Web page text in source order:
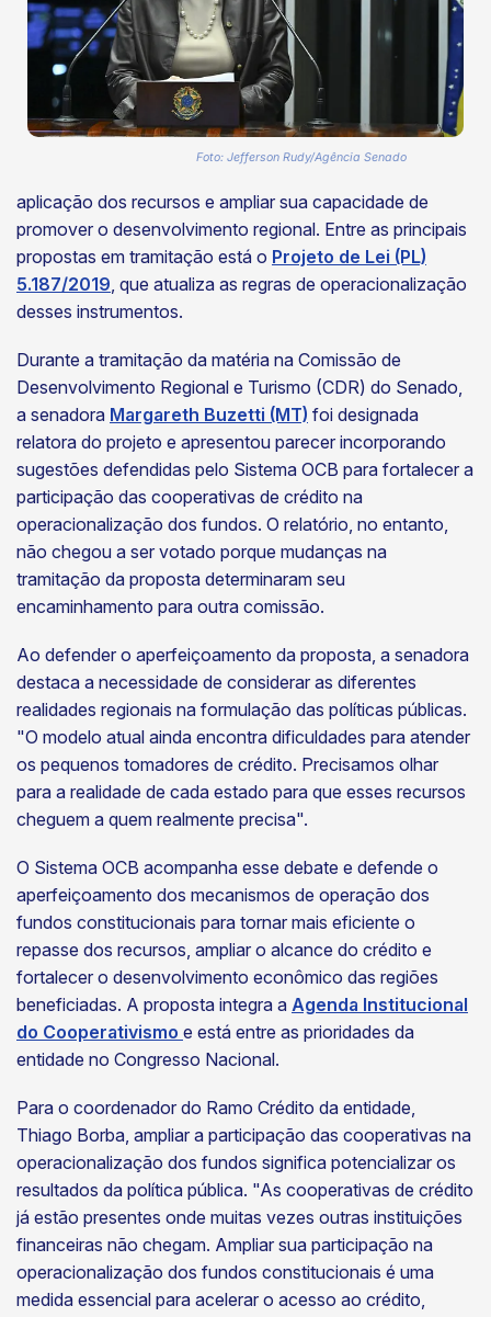
Foto: Jefferson Rudy/Agência Senado
aplicação dos recursos e ampliar sua capacidade de
promover o desenvolvimento regional. Entre as principais
propostas em tramitação está o Projeto de Lei (PL)
5.187/2019 , que atualiza as regras de operacionalização
desses instrumentos.
Durante a tramitação da matéria na Comissão de
Desenvolvimento Regional e Turismo (CDR) do Senado,
a senadora Margareth Buzetti (MT) foi designada
relatora do projeto e apresentou parecer incorporando
sugestões defendidas pelo Sistema OCB para fortalecer a
participação das cooperativas de crédito na
operacionalização dos fundos. O relatório, no entanto,
não chegou a ser votado porque mudanças na
tramitação da proposta determinaram seu
encaminhamento para outra comissão.
Ao defender o aperfeiçoamento da proposta, a senadora
destaca a necessidade de considerar as diferentes
realidades regionais na formulação das políticas públicas.
"O modelo atual ainda encontra dificuldades para atender
os pequenos tomadores de crédito. Precisamos olhar
para a realidade de cada estado para que esses recursos
cheguem a quem realmente precisa".
O Sistema OCB acompanha esse debate e defende o
aperfeiçoamento dos mecanismos de operação dos
fundos constitucionais para tornar mais eficiente o
repasse dos recursos, ampliar o alcance do crédito e
fortalecer o desenvolvimento econômico das regiões
beneficiadas. A proposta integra a Agenda Institucional
do Cooperativismo e está entre as prioridades da
entidade no Congresso Nacional.
Para o coordenador do Ramo Crédito da entidade,
Thiago Borba, ampliar a participação das cooperativas na
operacionalização dos fundos significa potencializar os
resultados da política pública. "As cooperativas de crédito
já estão presentes onde muitas vezes outras instituições
financeiras não chegam. Ampliar sua participação na
operacionalização dos fundos constitucionais é uma
medida essencial para acelerar o acesso ao crédito,